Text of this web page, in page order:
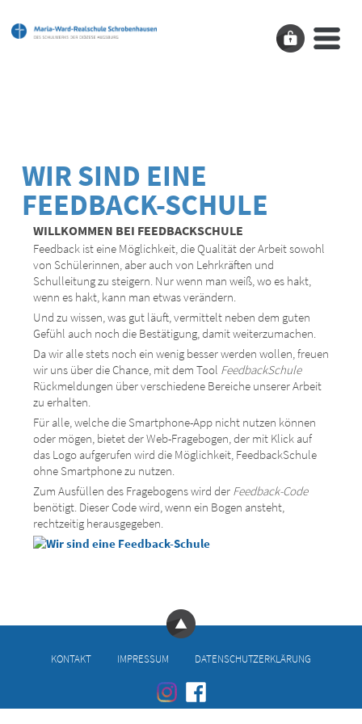
WIR SIND EINE
FEEDBACK-SCHULE
WILLKOMMEN BEI FEEDBACKSCHULE
Feedback ist eine Möglichkeit, die Qualität der Arbeit sowohl
von Schülerinnen, aber auch von Lehrkräften und
Schulleitung zu steigern. Nur wenn man weiß, wo es hakt,
wenn es hakt, kann man etwas verändern.
Und zu wissen, was gut läuft, vermittelt neben dem guten
Gefühl auch noch die Bestätigung, damit weiterzumachen.
Da wir alle stets noch ein wenig besser werden wollen, freuen
wir uns über die Chance, mit dem Tool FeedbackSchule
Rückmeldungen über verschiedene Bereiche unserer Arbeit
zu erhalten.
Für alle, welche die Smartphone-App nicht nutzen können
oder mögen, bietet der Web-Fragebogen, der mit Klick auf
das Logo aufgerufen wird die Möglichkeit, FeedbackSchule
ohne Smartphone zu nutzen.
Zum Ausfüllen des Fragebogens wird der Feedback-Code
benötigt. Dieser Code wird, wenn ein Bogen ansteht,
rechtzeitig herausgegeben.
KONTAKT IMPRESSUM DATENSCHUTZERKLÄRUNG